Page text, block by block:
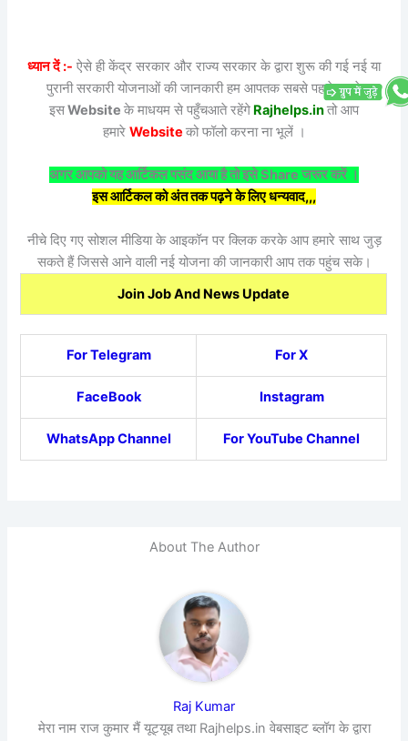
ध्यान दें :- ऐसे ही केंद्र सरकार और राज्य सरकार के द्वारा शुरू की गई नई या
पुरानी सरकारी योजनाओं की जानकारी हम आपतक सबसे पहले अपने
इसWebsite के माधयम से पहुँचआते रहेंगे Rajhelps.inतो आप
हमारे Website को फॉलो करना ना भूलें ।
अगर आपको यह आर्टिकल पसंद आया है तो इसे Share जरूर करें ।
इस आर्टिकल को अंत तक पढ़ने के लिए धन्यवाद,,,
नीचे दिए गए सोशल मीडिया के आइकॉन पर क्लिक करके आप हमारे साथ जुड़
सकते हैं जिससे आने वाली नई योजना की जानकारी आप तक पहुंच सके।
Join Job And News Update
For Telegram For X
FaceBook Instagram
WhatsApp Channel For YouTube Channel
About The Author
Raj Kumar
मेरा नाम राज कुमार मैं यूट्यूब तथा Rajhelps.in वेबसाइट ब्लॉग के द्वारा